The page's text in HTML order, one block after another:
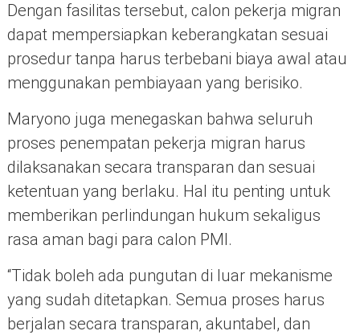
Dengan fasilitas tersebut, calon pekerja migran
dapat mempersiapkan keberangkatan sesuai
prosedur tanpa harus terbebani biaya awal atau
menggunakan pembiayaan yang berisiko.
Maryono juga menegaskan bahwa seluruh
proses penempatan pekerja migran harus
dilaksanakan secara transparan dan sesuai
ketentuan yang berlaku. Hal itu penting untuk
memberikan perlindungan hukum sekaligus
rasa aman bagi para calon PMI.
“Tidak boleh ada pungutan di luar mekanisme
yang sudah ditetapkan. Semua proses harus
berjalan secara transparan, akuntabel, dan